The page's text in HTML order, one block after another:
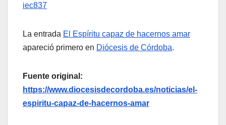
iec837
La entrada El Espíritu capaz de hacernos amar
apareció primero en Diócesis de Córdoba.
Fuente original:
https://www.diocesisdecordoba.es/noticias/el-
espiritu-capaz-de-hacernos-amar